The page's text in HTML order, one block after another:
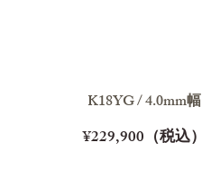
K18YG / 4.0mm幅
¥229,900（税込）